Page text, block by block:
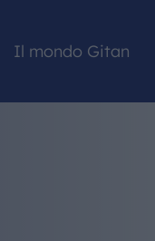
Il mondo Gitan